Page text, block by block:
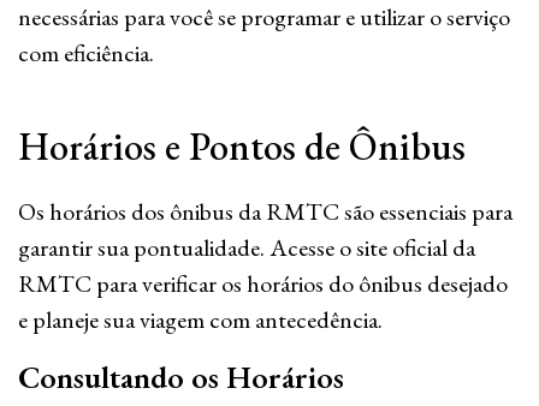
necessárias para você se programar e utilizar o serviço
com eficiência.
Horários e Pontos de Ônibus
Os horários dos ônibus da RMTC são essenciais para
garantir sua pontualidade. Acesse o site oficial da
RMTC para verificar os horários do ônibus desejado
e planeje sua viagem com antecedência.
Consultando os Horários